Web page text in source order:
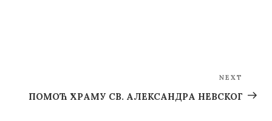
Post
NEXT
ПОМОЋ ХРАМУ СВ. АЛЕКСАНДРА НЕВСКОГ